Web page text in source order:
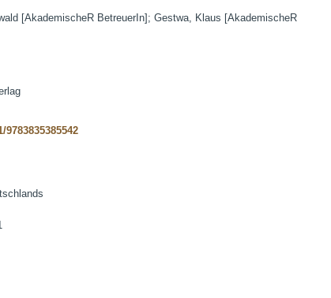
[AkademischeR BetreuerIn] ; Gestwa, Klaus [AkademischeR